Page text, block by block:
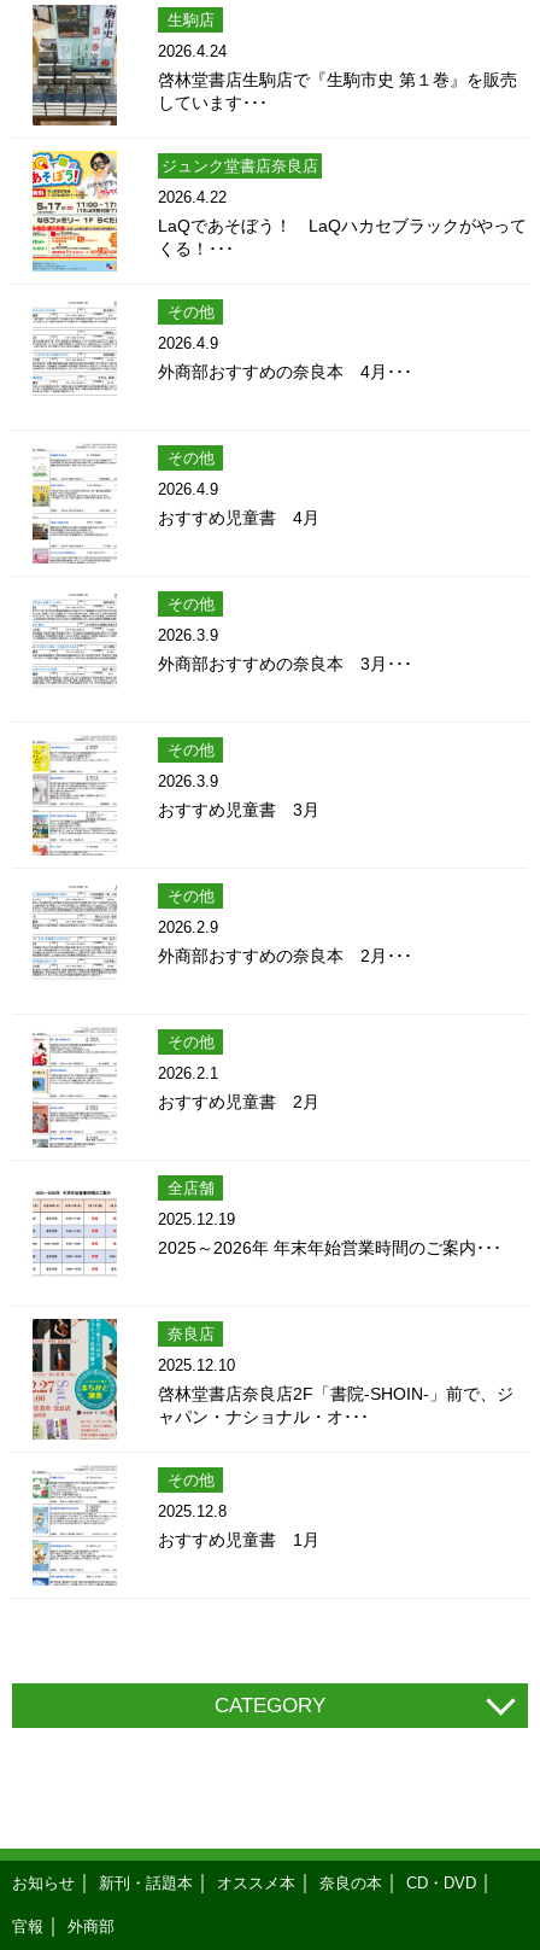
生駒店
2026.4.24
啓林堂書店生駒店で『生駒市史 第１巻』を販売
しています･･･
ジュンク堂書店奈良店
2026.4.22
LaQであそぼう！ LaQハカセブラックがやって
くる！･･･
その他
2026.4.9
外商部おすすめの奈良本 4月･･･
その他
2026.4.9
おすすめ児童書 4月
その他
2026.3.9
外商部おすすめの奈良本 3月･･･
その他
2026.3.9
おすすめ児童書 3月
その他
2026.2.9
外商部おすすめの奈良本 2月･･･
その他
2026.2.1
おすすめ児童書 2月
全店舗
2025.12.19
2025～2026年 年末年始営業時間のご案内･･･
奈良店
2025.12.10
啓林堂書店奈良店2F「書院-SHOIN-」前で、ジ
ャパン・ナショナル・オ･･･
その他
2025.12.8
おすすめ児童書 1月
CATEGORY
お知らせ 新刊・話題本 オススメ本 奈良の本 CD・DVD
官報 外商部